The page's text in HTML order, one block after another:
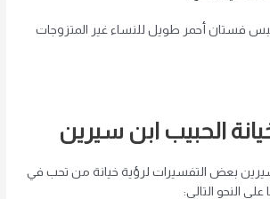
فستان أحمر طويل للنساء غير المتزوجات
الحبيب ابن سيرين
سيرين بعض التفسيرات لرؤية خيانة من تحب في
النحو التالي: